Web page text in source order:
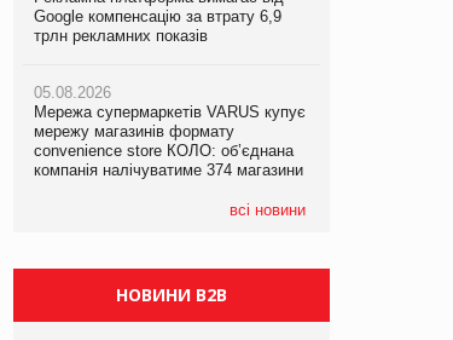
Google компенсацію за втрату 6,9
трлн рекламних показів
05.08.2026
Мережа супермаркетів VARUS купує
мережу магазинів формату
convenience store КОЛО: об’єднана
компанія налічуватиме 374 магазини
всі новини
Google компенсацію за втрату 6,9
трлн рекламних показів
05.08.2026
Мережа супермаркетів VARUS купує
мережу магазинів формату
convenience store КОЛО: об’єднана
компанія налічуватиме 374 магазини
Google компенсацію за втрату 6,9
трлн рекламних показів
05.08.2026
Adidas витратила понад $1 млрд на
маркетинг за квартал
НОВИНИ B2B